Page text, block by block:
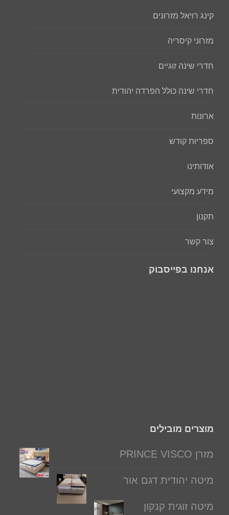
קינג רויאל מזרונים
מזרוני קיסריה
חדרי שינה זוגיים
חדרי שינה כולל הפרדה יהודית
ארונות
ספריות קודש
אודותינו
מידע מקצועי
תקנון
צור קשר
אנחנו בפייסבוק
מוצרים מובילים
מזרן PRINCE VISCO
מיטה יהודית דגם אור
מיטה זוגית קנקון